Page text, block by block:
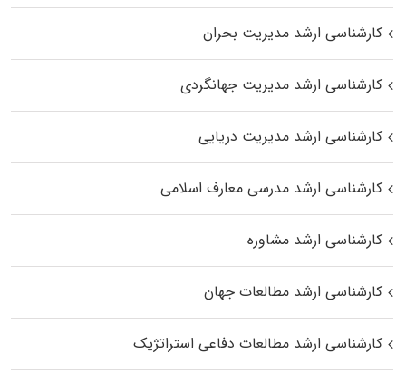
کارشناسی ارشد مدیریت بحران
کارشناسی ارشد مدیریت جهانگردی
کارشناسی ارشد مدیریت دریایی
کارشناسی ارشد مدرسی معارف اسلامی
کارشناسی ارشد مشاوره
کارشناسی ارشد مطالعات جهان
کارشناسی ارشد مطالعات دفاعی استراتژیک